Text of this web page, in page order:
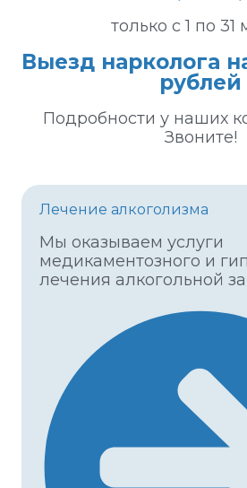
г
л
м
л
и
и
к
а
л
только с 1 по 31
Выезд нарколога
рублей
Подробности у наших
Звоните!
Лечение алкоголизма
Мы оказываем услуги
медикаментозного и
лечения алкогольной